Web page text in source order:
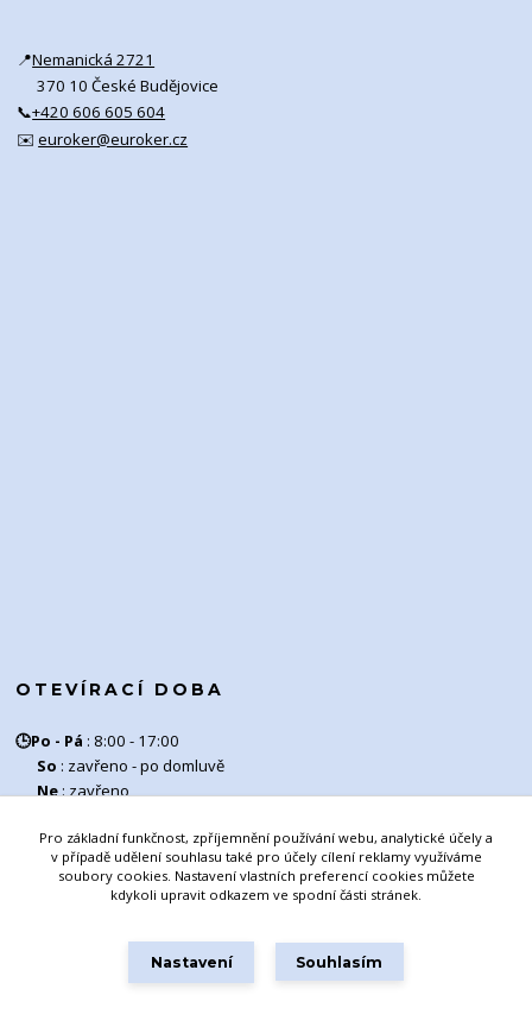
📍Nemanická 2721
370 10 České Budějovice
📞+420 606 605 604
✉️euroker@euroker.cz
OTEVÍRACÍ DOBA
🕒Po - Pá : 8:00 - 17:00
So : zavřeno - po domluvě
Ne: zavřeno
Výdej zboží : 8:00 - 16:00
Pro základní funkčnost, zpříjemnění používání webu, analytické účely a
v případě udělení souhlasu také pro účely cílení reklamy využíváme
soubory cookies. Nastavení vlastních preferencí cookies můžete
kdykoli upravit odkazem ve spodní části stránek.
Nastavení Souhlasím